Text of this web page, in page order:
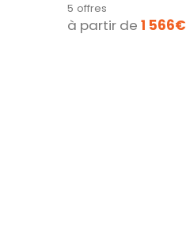
monture Z et...
5 offres
à partir de 1 566€